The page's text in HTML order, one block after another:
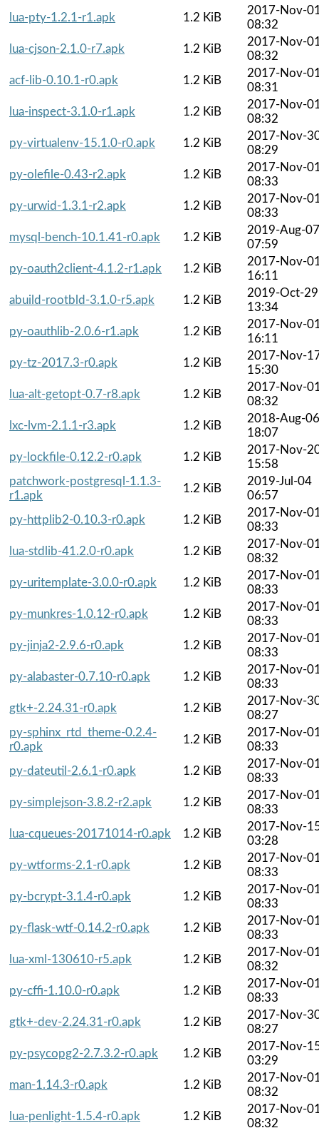
lua-pty-1.2.1-r1.apk
1.2 KiB
2017-Nov-
08:32
lua-cjson-2.1.0-r7.apk
1.2 KiB
2017-Nov-
08:32
acf-lib-0.10.1-r0.apk
1.2 KiB
2017-Nov-
08:31
lua-inspect-3.1.0-r1.apk
1.2 KiB
2017-Nov-
08:32
py-virtualenv-15.1.0-r0.apk
1.2 KiB
2017-Nov-
08:29
py-olefile-0.43-r2.apk
1.2 KiB
2017-Nov-
08:33
py-urwid-1.3.1-r2.apk
1.2 KiB
2017-Nov-
08:33
mysql-bench-10.1.41-r0.apk
1.2 KiB
2019-Aug-07
07:59
py-oauth2client-4.1.2-r1.apk
1.2 KiB
2017-Nov-
16:11
abuild-rootbld-3.1.0-r5.apk
1.2 KiB
2019-Oct-29
13:34
py-oauthlib-2.0.6-r1.apk
1.2 KiB
2017-Nov-
16:11
py-tz-2017.3-r0.apk
1.2 KiB
2017-Nov-
15:30
lua-alt-getopt-0.7-r8.apk
1.2 KiB
2017-Nov-
08:32
lxc-lvm-2.1.1-r3.apk
1.2 KiB
2018-Aug-06
18:07
py-lockfile-0.12.2-r0.apk
1.2 KiB
2017-Nov-
15:58
patchwork-postgresql-1.1.3-
r1.apk
1.2 KiB
2019-Jul-04
06:57
py-httplib2-0.10.3-r0.apk
1.2 KiB
2017-Nov-
08:33
lua-stdlib-41.2.0-r0.apk
1.2 KiB
2017-Nov-
08:32
py-uritemplate-3.0.0-r0.apk
1.2 KiB
2017-Nov-
08:33
py-munkres-1.0.12-r0.apk
1.2 KiB
2017-Nov-
08:33
py-jinja2-2.9.6-r0.apk
1.2 KiB
2017-Nov-
08:33
py-alabaster-0.7.10-r0.apk
1.2 KiB
2017-Nov-
08:33
gtk+-2.24.31-r0.apk
1.2 KiB
2017-Nov-
08:27
py-sphinx_rtd_theme-0.2.4-
r0.apk
1.2 KiB
2017-Nov-
08:33
py-dateutil-2.6.1-r0.apk
1.2 KiB
2017-Nov-
08:33
py-simplejson-3.8.2-r2.apk
1.2 KiB
2017-Nov-
08:33
lua-cqueues-20171014-r0.apk
1.2 KiB
2017-Nov-
03:28
py-wtforms-2.1-r0.apk
1.2 KiB
2017-Nov-
08:33
py-bcrypt-3.1.4-r0.apk
1.2 KiB
2017-Nov-
08:33
py-flask-wtf-0.14.2-r0.apk
1.2 KiB
2017-Nov-
08:33
lua-xml-130610-r5.apk
1.2 KiB
2017-Nov-
08:32
py-cffi-1.10.0-r0.apk
1.2 KiB
2017-Nov-
08:33
gtk+-dev-2.24.31-r0.apk
1.2 KiB
2017-Nov-
08:27
py-psycopg2-2.7.3.2-r0.apk
1.2 KiB
2017-Nov-
03:29
man-1.14.3-r0.apk
1.2 KiB
2017-Nov-
08:32
lua-penlight-1.5.4-r0.apk
1.2 KiB
2017-Nov-
08:32